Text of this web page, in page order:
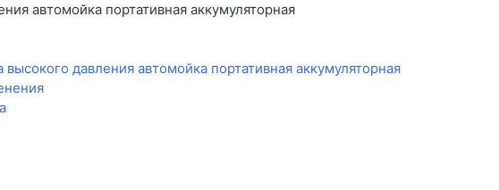
автомойка портативная аккумуляторная
давления автомойка портативная аккумуляторная